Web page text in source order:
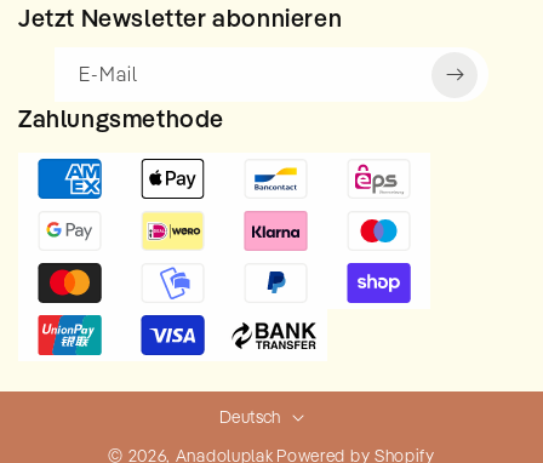
Jetzt Newsletter abonnieren
E-Mail
Zahlungsmethode
Deutsch
© 2026, Anadoluplak Powered by Shopify